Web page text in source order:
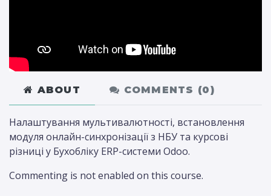
ABOUT COMMENTS (0)
Налаштування мультивалютності, встановлення
модуля онлайн-синхронізації з НБУ та курсові
різниці у Бухобліку ERP-системи Odoo.
Commenting is not enabled on this course.